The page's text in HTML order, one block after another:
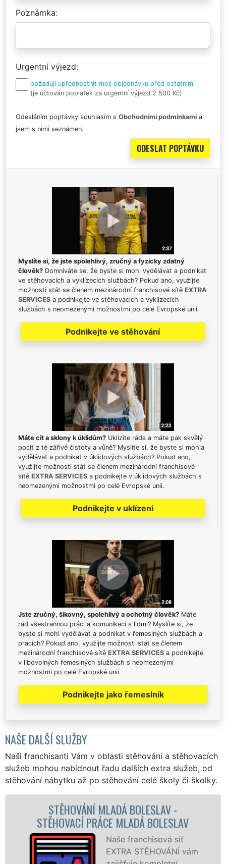
Poznámka
Urgentní výjezd
požaduji upřednostnit moji objednávku před ostatními
(je účtován poplatek za urgentní výjezd 2 500 Kč)
Odesláním poptávky souhlasím s Obchodními podmínkami a
jsem s nimi seznámen.
Myslíte si, že jste spolehlivý, zručný a fyzicky zdatný
člověk? Domníváte se, že byste si mohl vydělávat a podnikat
ve stěhovacích a vyklízecích službách? Pokud ano, využijte
možnosti stát se členem mezinárodní franchisové sítě EXTRA
SERVICES a podnikejte ve stěhovacích a vyklízecích
službách s neomezenými možnostmi po celé Evropské unii.
Podnikejte ve stěhování
Máte cit a sklony k úklidům? Uklízíte ráda a máte pak skvělý
pocit z té zářivé čistoty a vůně? Myslíte si, že byste si mohla
vydělávat a podnikat v úklidových službách? Pokud ano,
využijte možnosti stát se členem mezinárodní franchisové
sítě EXTRA SERVICES a podnikejte v úklidových službách s
neomezenými možnostmi po celé Evropské unii.
Podnikejte v uklízení
Jste zručný, šikovný, spolehlivý a ochotný člověk? Máte
rád všestrannou práci a komunikaci s lidmi? Myslíte si, že
byste si mohl vydělávat a podnikat v řemeslných službách a
pracích? Pokud ano, využijte možnosti stát se členem
mezinárodní franchisové sítě EXTRA SERVICES a podnikejte
v libovolných řemeslných službách s neomezenými
možnostmi po celé Evropské unii.
Podnikejte jako řemeslník
NAŠE DALŠÍ SLUŽBY
Naši franchisanti Vám v oblasti stěhování a stěhovacích
služeb mohou nabídnout řadu dalších extra služeb, od
stěhování nábytku až po stěhování celé školy či školky.
síť
vám
STĚHOVACÍ SLUŽBA MLADÁ
STĚHOVACÍ FIRMA MLADÁ